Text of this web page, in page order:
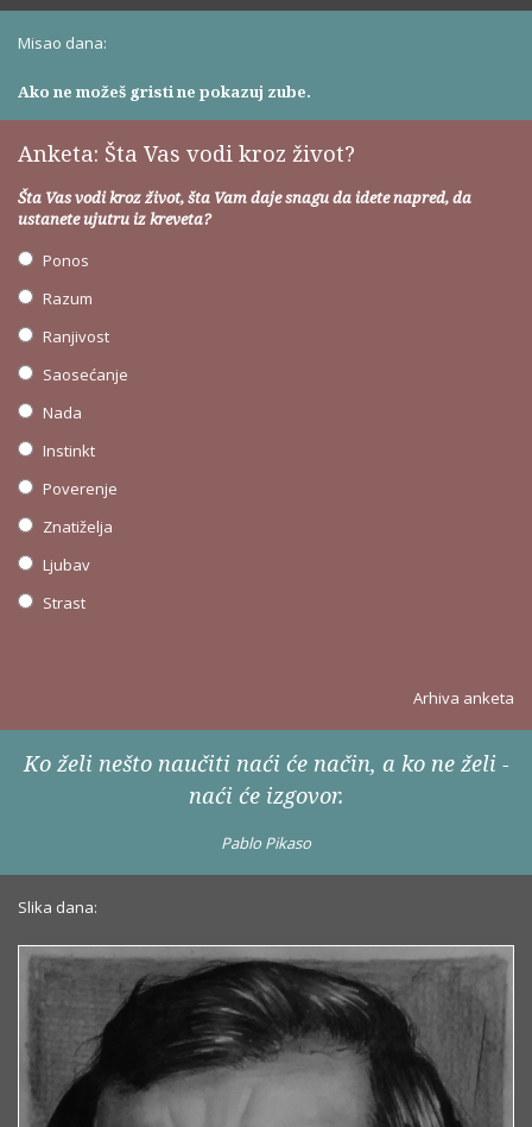
Misao dana:
Ako ne možeš gristi ne pokazuj zube.
Anketa: Šta Vas vodi kroz život?
Šta Vas vodi kroz život, šta Vam daje snagu da idete napred, da
ustanete ujutru iz kreveta?
Ponos
Razum
Ranjivost
Saosećanje
Nada
Instinkt
Poverenje
Znatiželja
Ljubav
Strast
Arhiva anketa
Ko želi nešto naučiti naći će način, a ko ne želi -
naći će izgovor.
Pablo Pikaso
Slika dana: